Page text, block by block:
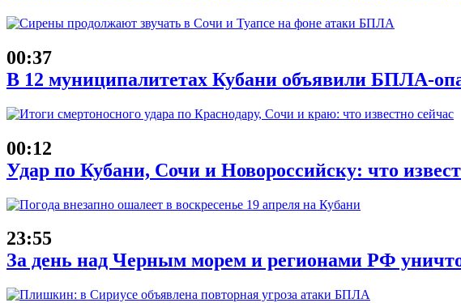
00:37
В 12 муниципалитетах Кубани объявили БПЛА-
00:12
Удар по Кубани, Сочи и Новороссийску: что
23:55
За день над Черным морем и регионами РФ